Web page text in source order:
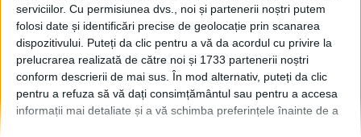
serviciilor. Cu permisiunea dvs., noi și partenerii noștri putem
folosi date și identificări precise de geolocație prin scanarea
dispozitivului. Puteți da clic pentru a vă da acordul cu privire la
prelucrarea realizată de către noi și 1733 partenerii noștri
conform descrierii de mai sus. În mod alternativ, puteți da clic
pentru a refuza să vă dați consimțământul sau pentru a accesa
informații mai detaliate și a vă schimba preferințele înainte de a